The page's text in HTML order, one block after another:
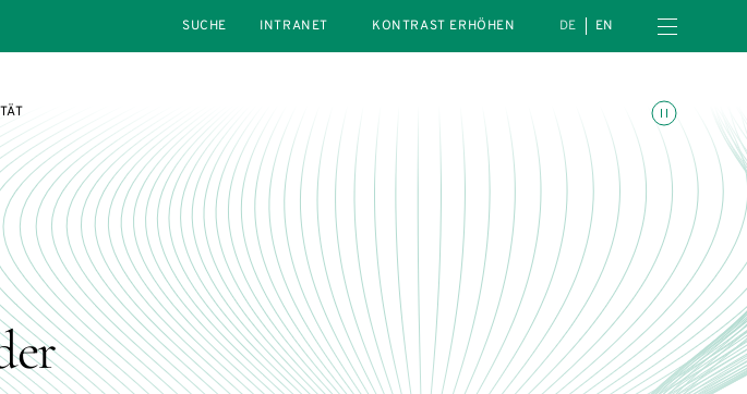
INTRANET
KONTRAST ERHÖHEN DE EN Menü öffnen
Animationen umschalten